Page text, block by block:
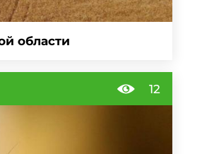
области
12